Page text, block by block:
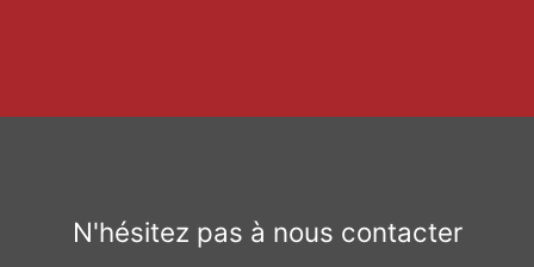
N'hésitez pas à nous contacter